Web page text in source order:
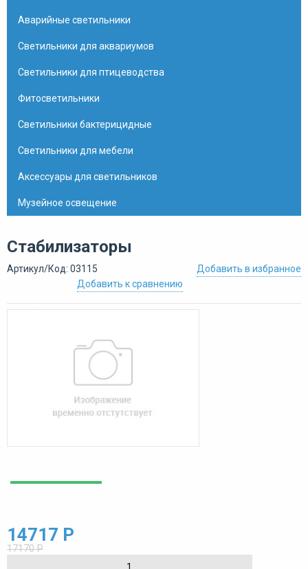
Аварийные светильники
Светильники для аквариумов
Светильники для птицеводства
Фитосветильники
Светильники бактерицидные
Светильники для мебели
Аксессуары для светильников
Музейное освещение
Стабилизаторы
Артикул/Код: 03115
Добавить в избранное
Добавить к сравнению
14717 Р
17170 Р